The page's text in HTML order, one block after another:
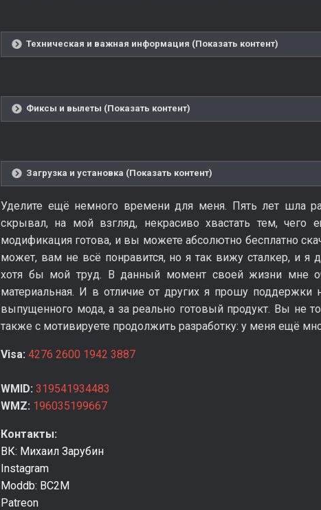
Техническая и важная информация (Показать контент)
Фиксы и вылеты (Показать контент)
Загрузка и установка (Показать контент)
Уделите ещё немного времени для меня. Пять лет шла
скрывал, на мой взгляд, некрасиво хвастать тем,
модификация готова, и вы можете абсолютно бесплатно
может, вам не всё понравится, но я так вижу сталкер, и я
хотя бы мой труд. В данный момент своей жизни мне
материальная. И в отличие от других я прошу
выпущенного мода, а за реально готовый продукт. Вы не
также с мотивируете продолжить разработку: у меня ещё
Visa: 4276 2600 1942 3887
WMID: 319541934483
WMZ: 196035199667
Контакты:
ВК: Михаил Зарубин
Instagram
Moddb: BC2M
Patreon